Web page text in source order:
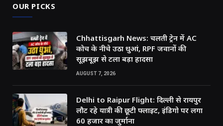
OUR PICKS
Chhattisgarh News: चलती ट्रेन में AC
कोच के नीचे उठा धुआं, RPF जवानों की
सूझबूझ से टला बड़ा हादसा
AUGUST 7, 2026
Delhi to Raipur Flight: दिल्ली से रायपुर
लौट रहे यात्री की छूटी फ्लाइट, इंडिगो पर लगा
60 हजार का जुर्माना